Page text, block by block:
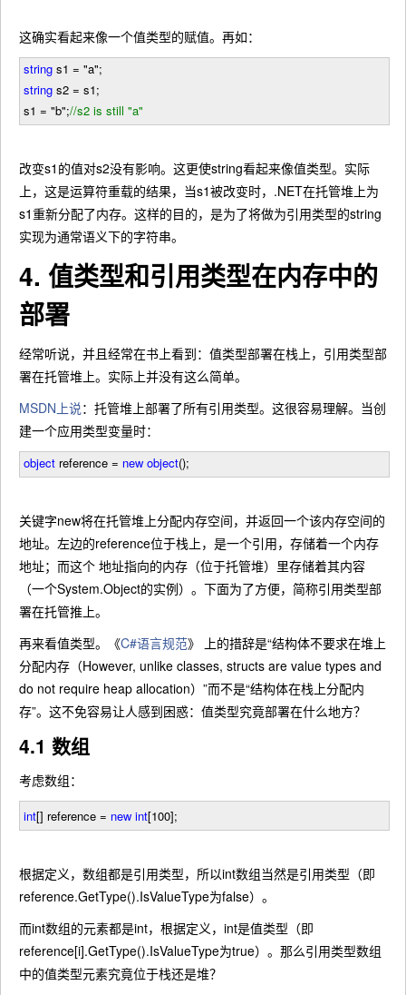
这确实看起来像一个值类型的赋值。再如：
string s1 = "a";
string s2 = s1;
s1 = "b";//s2 is still "a"
改变s1的值对s2没有影响。这更使string看起来像值类型。实际
上，这是运算符重载的结果，当s1被改变时，.NET在托管堆上为
s1重新分配了内存。这样的目的，是为了将做为引用类型的string
实现为通常语义下的字符串。
4. 值类型和引用类型在内存中的
部署
经常听说，并且经常在书上看到：值类型部署在栈上，引用类型部
署在托管堆上。实际上并没有这么简单。
MSDN上说：托管堆上部署了所有引用类型。这很容易理解。当创
建一个应用类型变量时：
object reference = new object();
关键字new将在托管堆上分配内存空间，并返回一个该内存空间的
地址。左边的reference位于栈上，是一个引用，存储着一个内存
地址；而这个 地址指向的内存（位于托管堆）里存储着其内容
（一个System.Object的实例）。下面为了方便，简称引用类型部
署在托管推上。
再来看值类型。《C#语言规范》 上的措辞是“结构体不要求在堆上
分配内存（However, unlike classes, structs are value types and
do not require heap allocation）”而不是“结构体在栈上分配内
存”。这不免容易让人感到困惑：值类型究竟部署在什么地方？
4.1 数组
考虑数组：
int[] reference = new int[100];
根据定义，数组都是引用类型，所以int数组当然是引用类型（即
reference.GetType().IsValueType为false）。
而int数组的元素都是int，根据定义，int是值类型（即
reference[i].GetType().IsValueType为true）。那么引用类型数组
中的值类型元素究竟位于栈还是堆？